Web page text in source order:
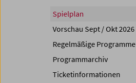
Spielplan
Vorschau Sept / Okt 2026
Regelmäßige Programme
Programmarchiv
Ticketinformationen